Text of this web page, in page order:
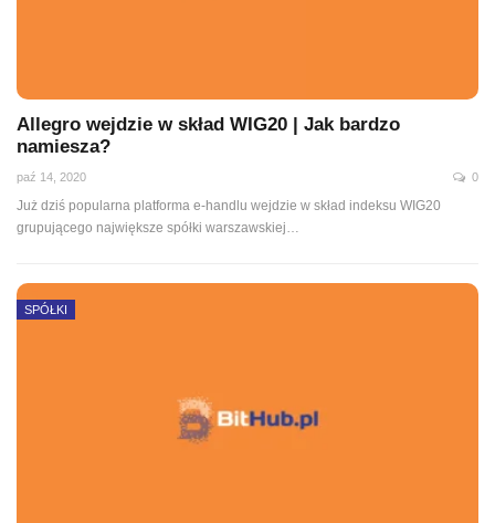
Allegro wejdzie w skład WIG20 | Jak bardzo
namiesza?
paź 14, 2020 0
Już dziś popularna platforma e-handlu wejdzie w skład indeksu WIG20
grupującego największe spółki warszawskiej…
SPÓŁKI